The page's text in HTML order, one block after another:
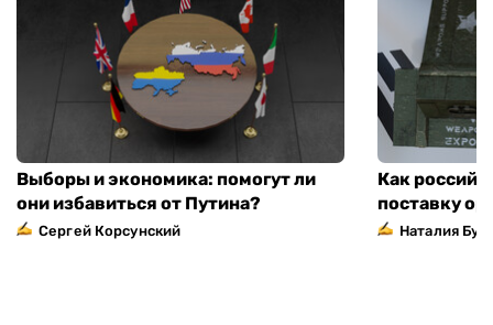
Выборы и экономика: помогут ли
они избавиться от Путина?
Сергей Корсунский
Как
поставку
Наталия